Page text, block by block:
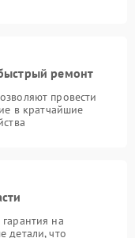
ремонт
провести
в кратчайшие
на
детали, что